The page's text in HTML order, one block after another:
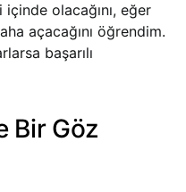
olacağını, eğer
açacağını öğrendim.
başarılı
Bir Göz